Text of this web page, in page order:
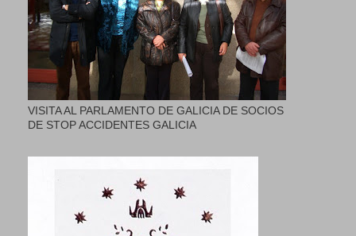
VISITA AL PARLAMENTO DE GALICIA DE SOCIOS
DE STOP ACCIDENTES GALICIA